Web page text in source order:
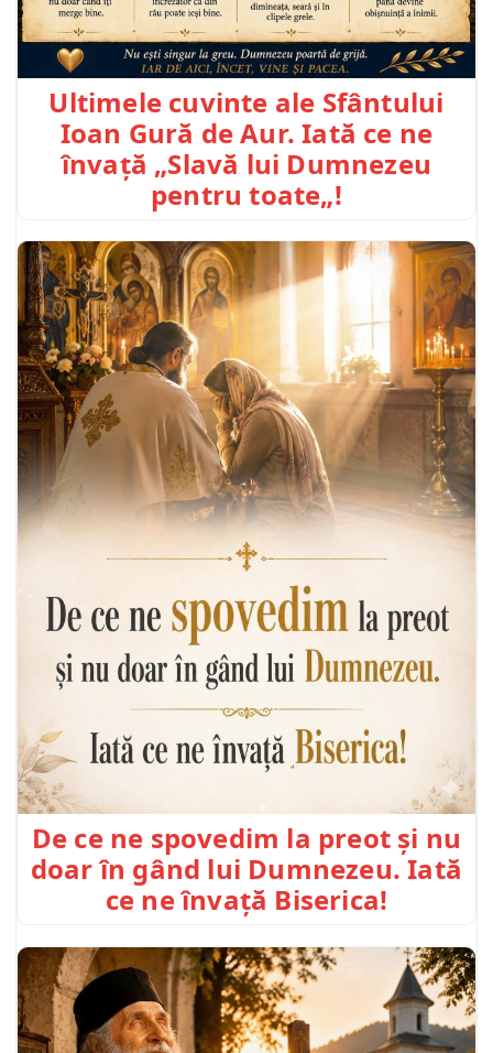
Ultimele cuvinte ale Sfântului
Ioan Gură de Aur. Iată ce ne
învață „Slavă lui Dumnezeu
pentru toate„!
De ce ne spovedim la preot și nu
doar în gând lui Dumnezeu. Iată
ce ne învață Biserica!